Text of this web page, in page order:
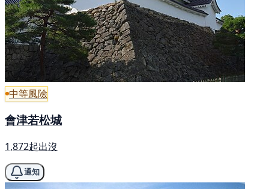
中等風險
會津若松城
1,872起出沒
通知